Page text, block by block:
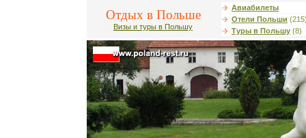
Отдых в Польше
Визы и туры в Польшу
Авиабилеты
Отели Польши
Туры в Польшу (8)